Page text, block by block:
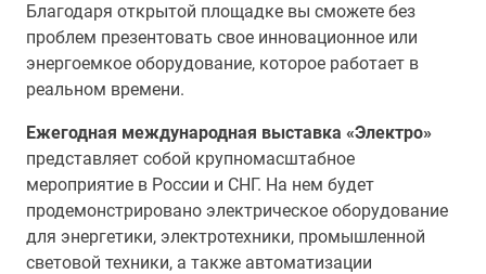
Благодаря открытой площадке вы сможете без
проблем презентовать свое инновационное или
энергоемкое оборудование, которое работает в
реальном времени.
Ежегодная международная выставка «Электро»
представляет собой крупномасштабное
мероприятие в России и СНГ. На нем будет
продемонстрировано электрическое оборудование
для энергетики, электротехники, промышленной
световой техники, а также автоматизации